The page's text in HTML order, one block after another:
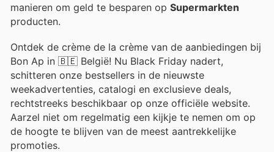
manieren om geld te besparen op Supermarkten
producten.
Ontdek de crème de la crème van de aanbiedingen bij
Bon Ap in 🇧🇪 België! Nu Black Friday nadert,
schitteren onze bestsellers in de nieuwste
weekadvertenties, catalogi en exclusieve deals,
rechtstreeks beschikbaar op onze officiële website.
Aarzel niet om regelmatig een kijkje te nemen om op
de hoogte te blijven van de meest aantrekkelijke
promoties.